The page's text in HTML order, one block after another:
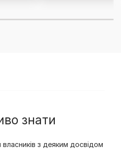
знати
з деяким досвідом